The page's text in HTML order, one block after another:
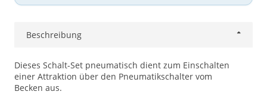
Beschreibung
Dieses Schalt-Set pneumatisch dient zum Einschalten
einer Attraktion über den Pneumatikschalter vom
Becken aus.